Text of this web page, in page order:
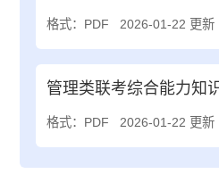
格式：PDF 2026-01-22 更新
管理类联考综合能力知
格式：PDF 2026-01-22 更新